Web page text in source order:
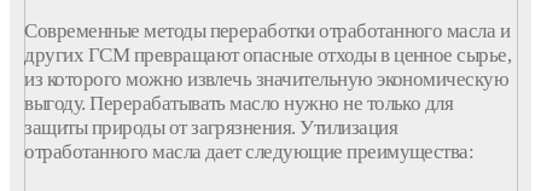
Современные методы переработки отработанного масла и
других ГСМ превращают опасные отходы в ценное сырье,
из которого можно извлечь значительную экономическую
выгоду. Перерабатывать масло нужно не только для
защиты природы от загрязнения. Утилизация
отработанного масла дает следующие преимущества: